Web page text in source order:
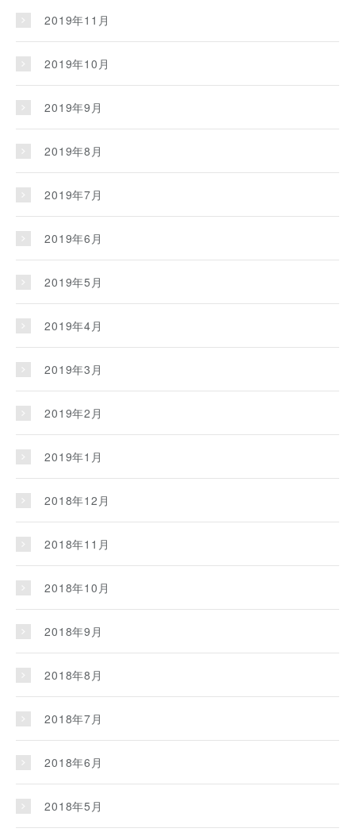
2019年11月
2019年10月
2019年9月
2019年8月
2019年7月
2019年6月
2019年5月
2019年4月
2019年3月
2019年2月
2019年1月
2018年12月
2018年11月
2018年10月
2018年9月
2018年8月
2018年7月
2018年6月
2018年5月